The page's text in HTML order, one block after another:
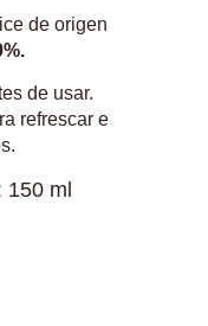
de origen
de usar.
refrescar e
150 ml